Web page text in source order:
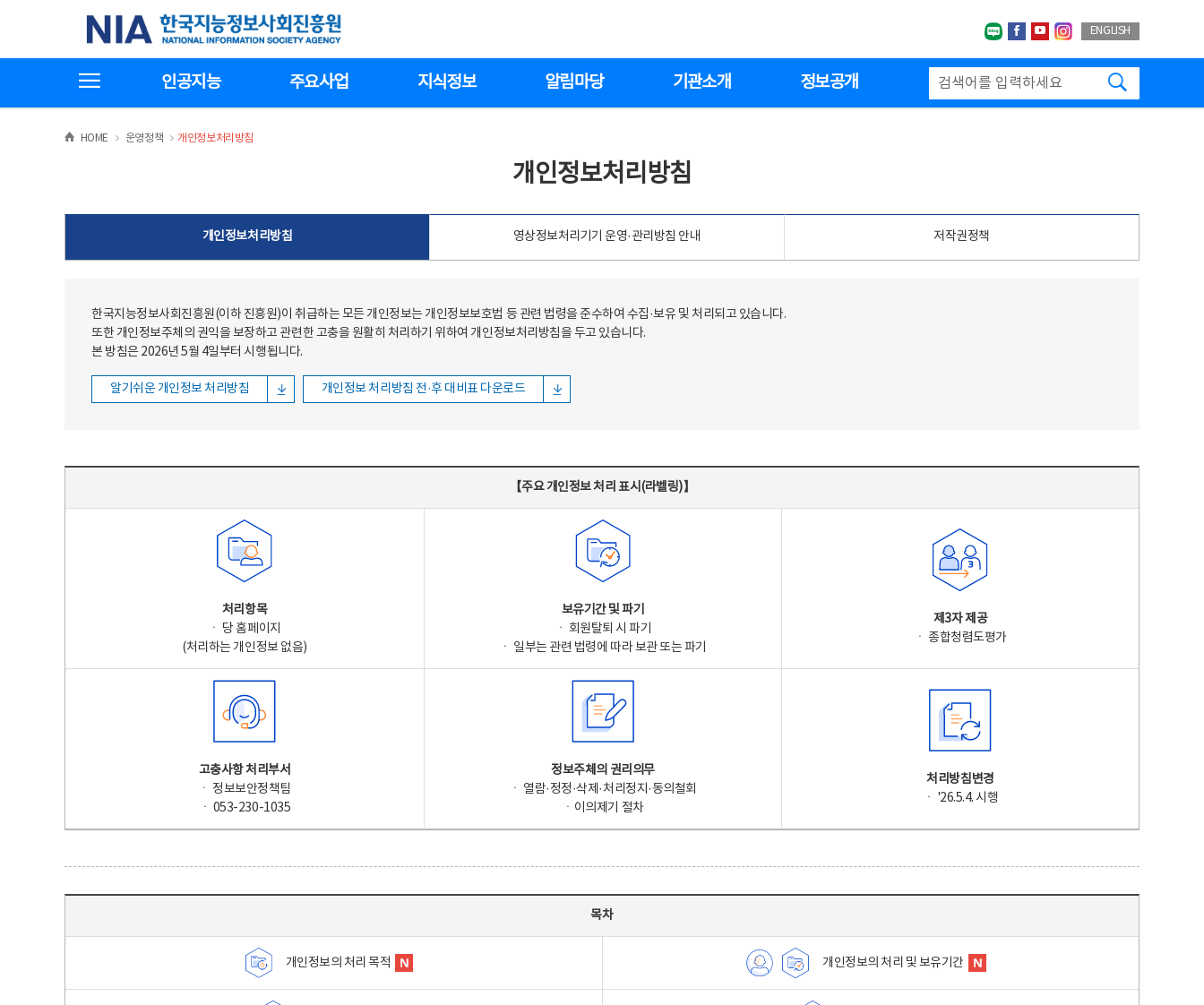
한국지능정보사회진흥원
네이버블로그
페이스북
유투브인스타그랩
ENGLISH
인공지능 주요사업 지식정보 알림마당 기관소개 정보공개
HOME >운영정책 >
개인정보처리방침
개인정보처리방침
개인정보처리방침 영상정보처리기기 운영·관리방침 안내 저작권정책
한국지능정보사회진흥원(이하 진흥원)이 취급하는 모든 개인정보는 개인정보보호법 등 관련 법령을 준수하여 수집·보유 및 처리되고 있습니다.
또한 개인정보주체의 권익을 보장하고 관련한 고충을 원활히 처리하기 위하여 개인정보처리방침을 두고 있습니다.
본 방침은 2026년 5월 4일부터 시행됩니다.
알기쉬운 개인정보 처리방침 개인정보 처리방침 전·후 대비표 다운로드
【주요 개인정보 처리 표시(라벨링)】
처리항목
ㆍ 당 홈페이지
(처리하는 개인정보 없음)
보유기간 및 파기
ㆍ 회원탈퇴 시 파기
ㆍ 일부는 관련 법령에 따라 보관 또는 파기
제3자 제공
ㆍ 종합청렴도평가
고충사항 처리부서
ㆍ 정보보안정책팀
ㆍ 053-230-1035
정보주체의 권리의무
ㆍ 열람·정정·삭제·처리정지·동의철회
ㆍ이의제기 절차
처리방침변경
ㆍ '26.5.4. 시행
목차
개인정보의 처리 목적 개인정보의 처리 및 보유기간